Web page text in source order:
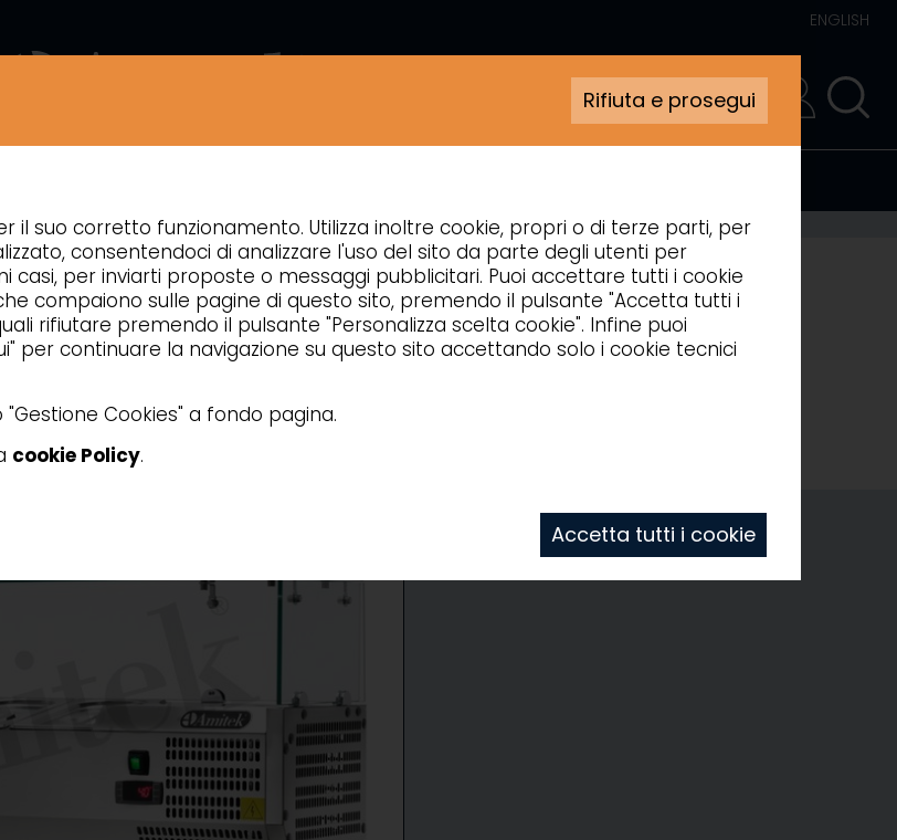
ENGLISH
VETRINETTE REFRIGERATE PER PIZZERIA
Rifiuta e prosegui
il suo corretto funzionamento. Utilizza inoltre cookie, propri o di terze parti, per
consentendoci di analizzare l'uso del sito da parte degli utenti per
casi, per inviarti proposte o messaggi pubblicitari. Puoi accettare tutti i cookie
compaiono sulle pagine di questo sito, premendo il pulsante "Accetta tutti i
rifiutare premendo il pulsante "Personalizza scelta cookie". Infine puoi
per continuare la navigazione su questo sito accettando solo i cookie tecnici
Cookies" a fondo pagina.
cookie Policy.
Accetta tutti i cookie